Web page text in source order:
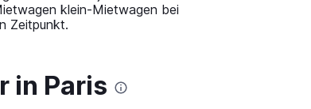
klein-Mietwagen bei
Zeitpunkt.
in Paris